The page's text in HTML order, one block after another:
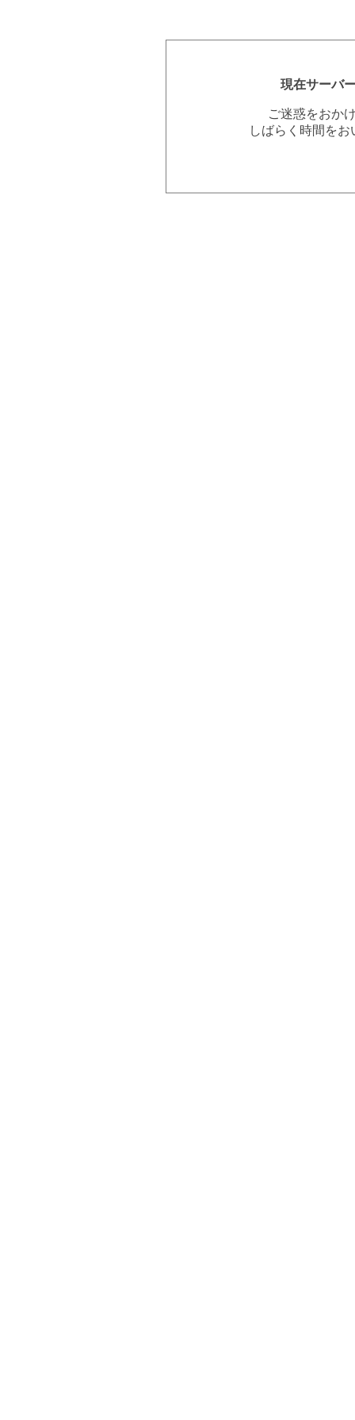
現在サーバ
ご迷惑をおか
しばらく時間を